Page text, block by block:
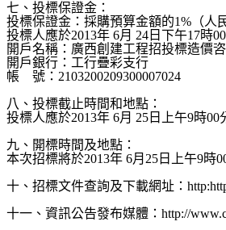
七、投標保證金：
投標保證金：採購預算金額的1% （人
投標人應於2013年 6月 24 日下午17時00
開戶名稱：廣西創建工程招投標造價
開戶銀行：工行疊彩支行
帳
號： 2103200209300007024
八、投標截止時間和地點：
投標人應於2013年 6月 25 日上午9時00
九、開標時間及地點：
本次招標將於2013年 6月 25 日上午9時
十、招標文件查詢及下載網址：
十一、資訊公告發布媒體： http://